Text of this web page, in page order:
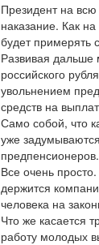
Президент на всю
наказание. Как
будет примерять
Развивая дальше
российского
увольнением
средств на
Само собой, что
уже
Все очень
держится
человека на
Что же касается
работу молодых